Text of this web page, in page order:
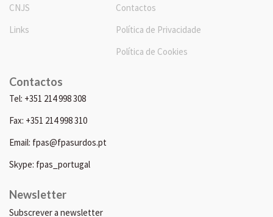
CNJS
Links
Contactos
Política de Privacidade
Política de Cookies
Contactos
Tel: +351 214 998 308
Fax: +351 214 998 310
Email: fpas@fpasurdos.pt
Skype: fpas_portugal
Newsletter
Subscrever a newsletter